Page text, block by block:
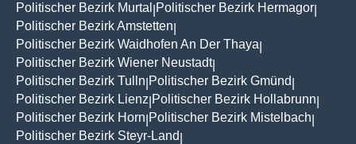
Politischer Bezirk Murtal
Politischer Bezirk Hermagor
Politischer Bezirk Amstetten
Politischer Bezirk Waidhofen An Der Thaya
Politischer Bezirk Wiener Neustadt|
Politischer Bezirk Tulln Politischer Bezirk Gmünd
Politischer Bezirk Lienz Politischer Bezirk Hollabrunn
Politischer Bezirk Horn Politischer Bezirk Mistelbach
Politischer Bezirk Steyr-Land